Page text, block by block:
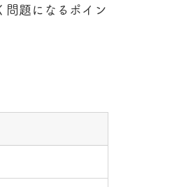
問題になるポイン